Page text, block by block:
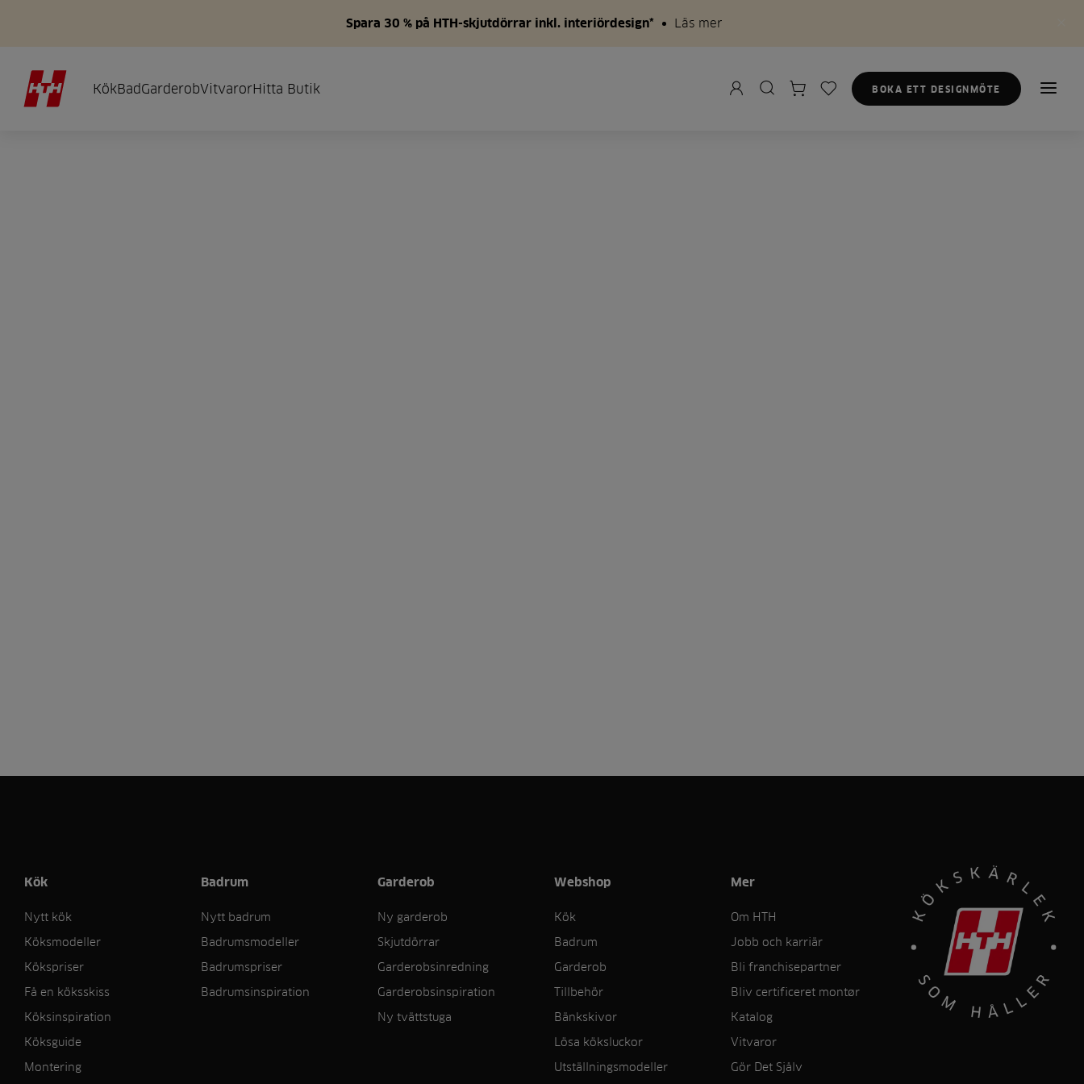
Spara 30 % på HTH-skjutdörrar inkl. interiördesign* Läs mer
KökBadGarderobVitvarorHitta Butik BOKA ETT DESIGNMÖTE
Kök
Nytt kök
Köksmodeller
Kökspriser
Få en köksskiss
Köksinspiration
Köksguide
Montering
Badrum
Nytt badrum
Badrumsmodeller
Badrumspriser
Badrumsinspiration
Garderob
Ny garderob
Skjutdörrar
Garderobsinredning
Garderobsinspiration
Ny tvättstuga
Webshop
Kök
Badrum
Garderob
Tillbehör
Bänkskivor
Lösa köksluckor
Utställningsmodeller
Mer
Om HTH
Jobb och karriär
Bli franchisepartner
Bliv certificeret montør
Katalog
Vitvaror
Gör Det Sjålv